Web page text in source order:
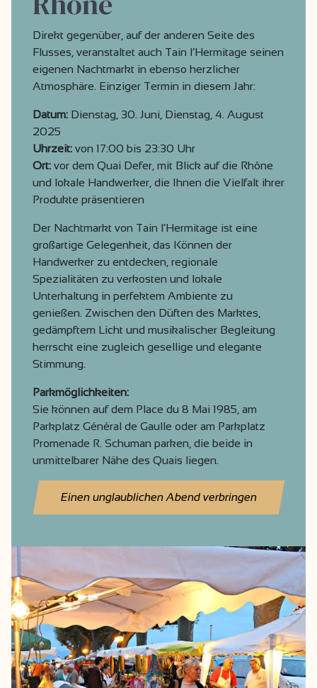
Direkt gegenüber, auf der anderen Seite des
Flusses, veranstaltet auch Tain l’Hermitage seinen
eigenen Nachtmarkt in ebenso herzlicher
Atmosphäre. Einziger Termin in diesem Jahr:
Datum: Dienstag, 30. Juni, Dienstag, 4. August
2025
Uhrzeit: von 17:00 bis 23:30 Uhr
Ort: vor dem Quai Defer, mit Blick auf die Rhône
und lokale Handwerker, die Ihnen die Vielfalt ihrer
Produkte präsentieren
Der Nachtmarkt von Tain l’Hermitage ist eine
großartige Gelegenheit, das Können der
Handwerker zu entdecken, regionale
Spezialitäten zu verkosten und lokale
Unterhaltung in perfektem Ambiente zu
genießen. Zwischen den Düften des Marktes,
gedämpftem Licht und musikalischer Begleitung
herrscht eine zugleich gesellige und elegante
Stimmung.
Parkmöglichkeiten:
Sie können auf dem Place du 8 Mai 1985, am
Parkplatz Général de Gaulle oder am Parkplatz
Promenade R. Schuman parken, die beide in
unmittelbarer Nähe des Quais liegen.
Einen unglaublichen Abend verbringen